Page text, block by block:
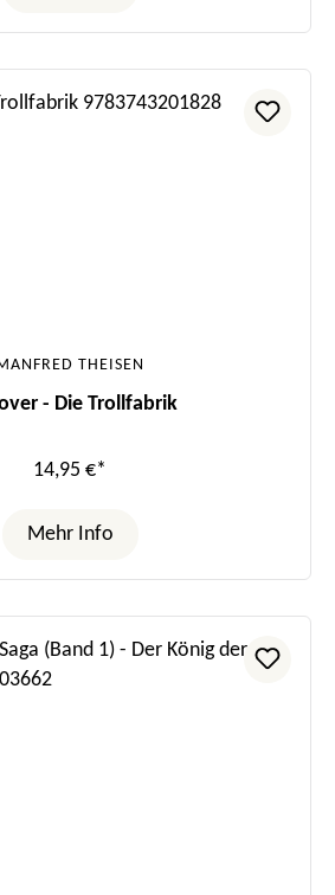
THEISEN
- Die Trollfabrik
14,95 €*
Mehr Info